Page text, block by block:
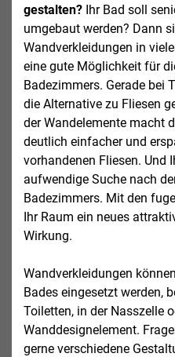
gestalten? Ihr Bad soll
umgebaut werden? Dann
Wandverkleidungen in
eine gute Möglichkeit für
Badezimmers. Gerade bei
die Alternative zu Fliesen
der Wandelemente macht
deutlich einfacher und
vorhandenen Fliesen. Und
aufwendige Suche nach
Badezimmers. Mit den
Ihr Raum ein neues
Wirkung.
Wandverkleidungen
Bades eingesetzt werden,
Toiletten, in der Nasszelle
Wanddesignelement.
gerne verschiedene